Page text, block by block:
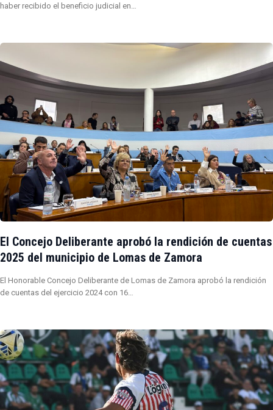
haber recibido el beneficio judicial en…
El Concejo Deliberante aprobó la rendición de cuentas
2025 del municipio de Lomas de Zamora
El Honorable Concejo Deliberante de Lomas de Zamora aprobó la rendición
de cuentas del ejercicio 2024 con 16…